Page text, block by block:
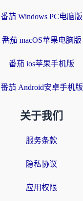
番茄 Windows PC电脑版
番茄 macOS苹果电脑版
番茄 ios苹果手机版
番茄 Android安卓手机版
关于我们
服务条款
隐私协议
应用权限